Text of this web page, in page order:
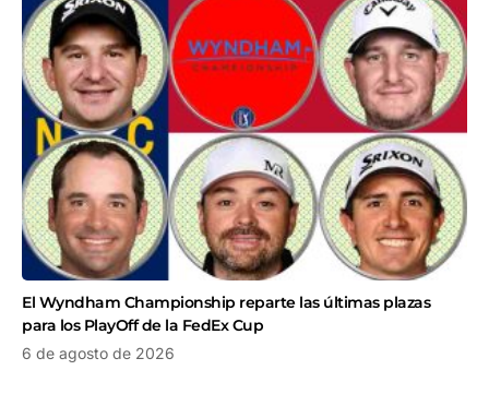
El Wyndham Championship reparte las últimas plazas
para los PlayOff de la FedEx Cup
6 de agosto de 2026